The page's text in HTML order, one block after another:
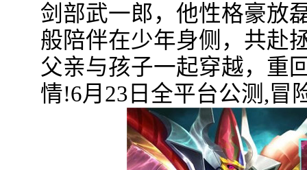
剑部武一郎，他性格豪放
般陪伴在少年身侧，共赴
父亲与孩子一起穿越，重
情!6月23日全平台公测,冒